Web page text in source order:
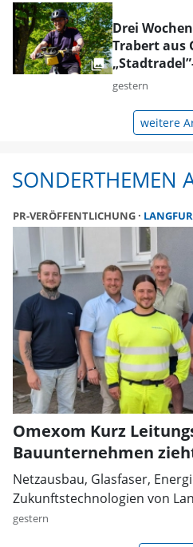
Drei
Trabert aus
gestern
weitere
SONDERTHEMEN
PR-VERÖFFENTLICHUNG
Omexom Kurz
Bauunternehmen
Netzausbau, Glasfaser,
Zukunftstechnologien von
gestern